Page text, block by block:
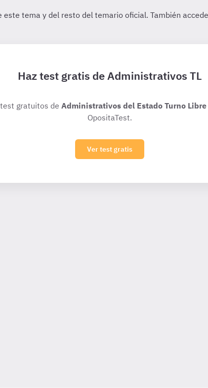
Haz test gratis de Administrativos TL
gratuitos de Administrativos del Estado Turno Libre
OpositaTest.
Ver test gratis